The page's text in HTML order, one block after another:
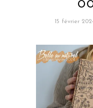
15 février